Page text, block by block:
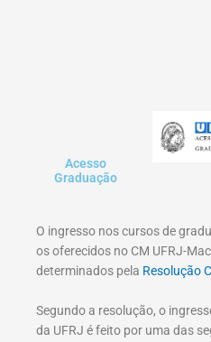
Acesso
Graduação
O ingresso nos cursos de
os oferecidos no CM UFRJ-
determinados pela Resolução
Segundo a resolução, o
da UFRJ é feito por uma das